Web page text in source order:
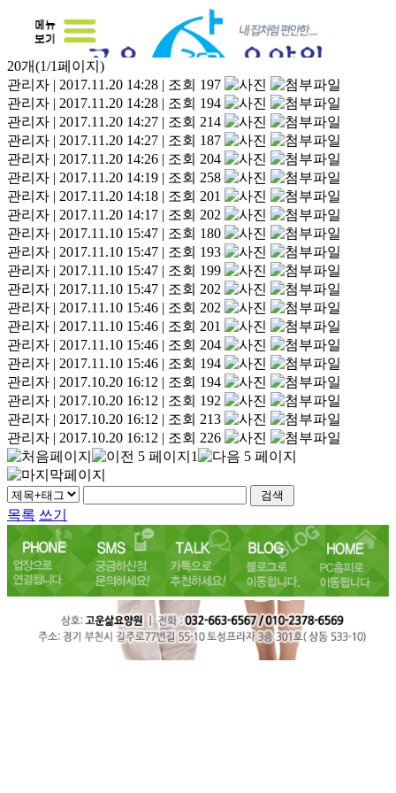
20개(1/1페이지)
관리자 | 2017.11.20 14:28 | 조회 197
관리자 | 2017.11.20 14:28 | 조회 194
관리자 | 2017.11.20 14:27 | 조회 214
관리자 | 2017.11.20 14:27 | 조회 187
관리자 | 2017.11.20 14:26 | 조회 204
관리자 | 2017.11.20 14:19 | 조회 258
관리자 | 2017.11.20 14:18 | 조회 201
관리자 | 2017.11.20 14:17 | 조회 202
관리자 | 2017.11.10 15:47 | 조회 180
관리자 | 2017.11.10 15:47 | 조회 193
관리자 | 2017.11.10 15:47 | 조회 199
관리자 | 2017.11.10 15:47 | 조회 202
관리자 | 2017.11.10 15:46 | 조회 202
관리자 | 2017.11.10 15:46 | 조회 201
관리자 | 2017.11.10 15:46 | 조회 204
관리자 | 2017.11.10 15:46 | 조회 194
관리자 | 2017.10.20 16:12 | 조회 194
관리자 | 2017.10.20 16:12 | 조회 192
관리자 | 2017.10.20 16:12 | 조회 213
관리자 | 2017.10.20 16:12 | 조회 226
1
목록 쓰기